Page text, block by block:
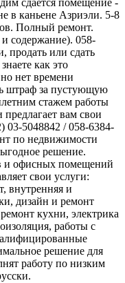
сдается помещение -
в каньене Азриэли. 5-8
Полный ремонт.
содержание). 058-
продать или сдать
как это
нет времени
штраф за пустующую
стажем работы
вам свои
03-5048842 / 058-6384-
по недвижимости
решение.
и офисных помещений
свои услуги:
внутренняя и
дизайн и ремонт
кухни, электрика
работы с
решение для
работу по низким